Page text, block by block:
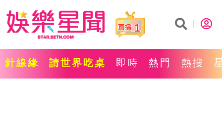
1
針線緣 請世界吃桌 即時 熱門 熱搜